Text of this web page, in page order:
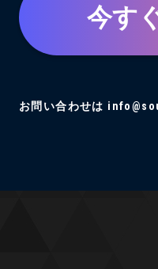
今す
お問い合わせは